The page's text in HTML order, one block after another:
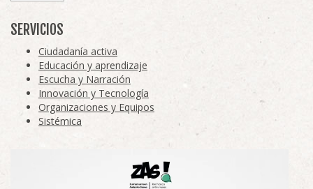
SERVICIOS
Ciudadanía activa
Educación y aprendizaje
Escucha y Narración
Innovación y Tecnología
Organizaciones y Equipos
Sistémica